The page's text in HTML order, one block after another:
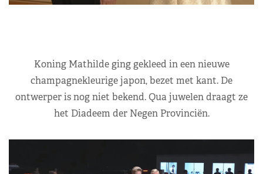
Koning Mathilde ging gekleed in een nieuwe
champagnekleurige japon, bezet met kant. De
ontwerper is nog niet bekend. Qua juwelen draagt ze
het Diadeem der Negen Provinciën.